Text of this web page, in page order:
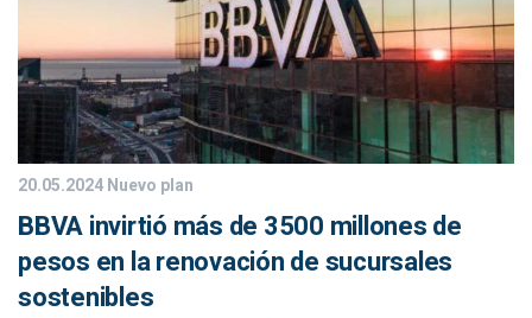
20.05.2024Nuevo plan
BBVA invirtió más de 3500 millones de
pesos en la renovación de sucursales
sostenibles